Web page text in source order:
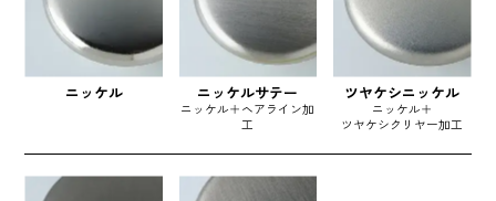
ニッケル ニッケルサテー
ニッケル＋ヘアライン加
工
ツヤケシニッケル
ニッケル＋
ツヤケシクリヤー加工